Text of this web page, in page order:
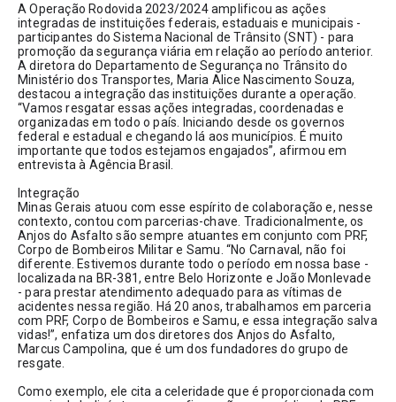
A Operação Rodovida 2023/2024 amplificou as ações
integradas de instituições federais, estaduais e municipais -
participantes do Sistema Nacional de Trânsito (SNT) - para
promoção da segurança viária em relação ao período anterior.
A diretora do Departamento de Segurança no Trânsito do
Ministério dos Transportes, Maria Alice Nascimento Souza,
destacou a integração das instituições durante a operação.
“Vamos resgatar essas ações integradas, coordenadas e
organizadas em todo o país. Iniciando desde os governos
federal e estadual e chegando lá aos municípios. É muito
importante que todos estejamos engajados”, afirmou em
entrevista à Agência Brasil.
Integração
Minas Gerais atuou com esse espírito de colaboração e, nesse
contexto, contou com parcerias-chave. Tradicionalmente, os
Anjos do Asfalto são sempre atuantes em conjunto com PRF,
Corpo de Bombeiros Militar e Samu. “No Carnaval, não foi
diferente. Estivemos durante todo o período em nossa base -
localizada na BR-381, entre Belo Horizonte e João Monlevade
- para prestar atendimento adequado para as vítimas de
acidentes nessa região. Há 20 anos, trabalhamos em parceria
com PRF, Corpo de Bombeiros e Samu, e essa integração salva
vidas!”, enfatiza um dos diretores dos Anjos do Asfalto,
Marcus Campolina, que é um dos fundadores do grupo de
resgate.
Como exemplo, ele cita a celeridade que é proporcionada com